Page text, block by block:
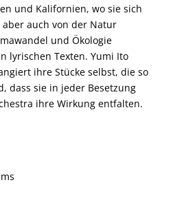
und Kalifornien, wo sie sich
auch von der Natur
und Ökologie
lyrischen Texten. Yumi Ito
ihre Stücke selbst, die so
dass sie in jeder Besetzung
ihre Wirkung entfalten.